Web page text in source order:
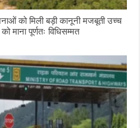
को मिली बड़ी कानूनी मजबूती उच्च
माना पूर्णतः विधिसम्मत